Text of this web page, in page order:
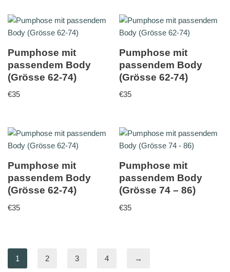
Pumphose mit
passendem Body
(Grösse 62-74)
€35
Pumphose mit
passendem Body
(Grösse 62-74)
€35
Pumphose mit
passendem Body
(Grösse 62-74)
€35
Pumphose mit
passendem Body
(Grösse 74 – 86)
€35
1 2 3 4 →